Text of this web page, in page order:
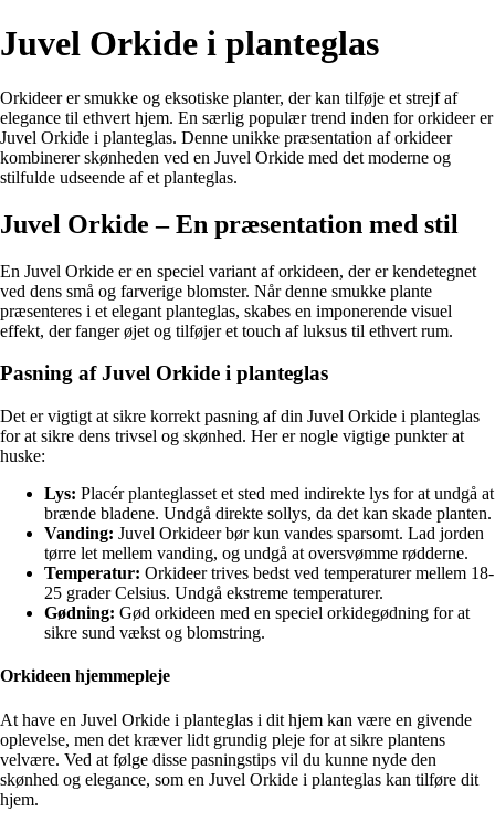
Juvel Orkide i planteglas
Orkideer er smukke og eksotiske planter, der kan tilføje et strejf af
elegance til ethvert hjem. En særlig populær trend inden for orkideer er
Juvel Orkide i planteglas. Denne unikke præsentation af orkideer
kombinerer skønheden ved en Juvel Orkide med det moderne og
stilfulde udseende af et planteglas.
Juvel Orkide – En præsentation med stil
En Juvel Orkide er en speciel variant af orkideen, der er kendetegnet
ved dens små og farverige blomster. Når denne smukke plante
præsenteres i et elegant planteglas, skabes en imponerende visuel
effekt, der fanger øjet og tilføjer et touch af luksus til ethvert rum.
Pasning af Juvel Orkide i planteglas
Det er vigtigt at sikre korrekt pasning af din Juvel Orkide i planteglas
for at sikre dens trivsel og skønhed. Her er nogle vigtige punkter at
huske:
Lys: Placér planteglasset et sted med indirekte lys for at undgå at
brænde bladene. Undgå direkte sollys, da det kan skade planten.
Vanding: Juvel Orkideer bør kun vandes sparsomt. Lad jorden
tørre let mellem vanding, og undgå at oversvømme rødderne.
Temperatur: Orkideer trives bedst ved temperaturer mellem 18-
25 grader Celsius. Undgå ekstreme temperaturer.
Gødning: Gød orkideen med en speciel orkidegødning for at
sikre sund vækst og blomstring.
Orkideen hjemmepleje
At have en Juvel Orkide i planteglas i dit hjem kan være en givende
oplevelse, men det kræver lidt grundig pleje for at sikre plantens
velvære. Ved at følge disse pasningstips vil du kunne nyde den
skønhed og elegance, som en Juvel Orkide i planteglas kan tilføre dit
hjem.